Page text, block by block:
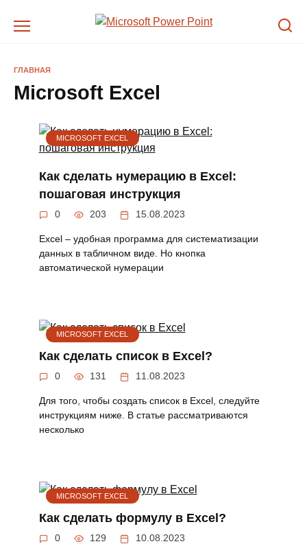
ГЛАВНАЯ
Microsoft Excel
MICROSOFT EXCEL
Как сделать нумерацию в Excel:
пошаговая инструкция
0 203 15.08.2023
Excel – удобная программа для систематизации
данных в табличном виде. Но кнопка
автоматической нумерации
MICROSOFT EXCEL
Как сделать список в Excel?
0 131 11.08.2023
Для того, чтобы создать список в Excel, следуйте
инструкциям ниже. В статье рассматриваются
несколько
MICROSOFT EXCEL
Как сделать формулу в Excel?
0 129 10.08.2023